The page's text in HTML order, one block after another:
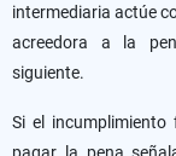
intermediaria actúe
acreedora a la
siguiente.
Si el